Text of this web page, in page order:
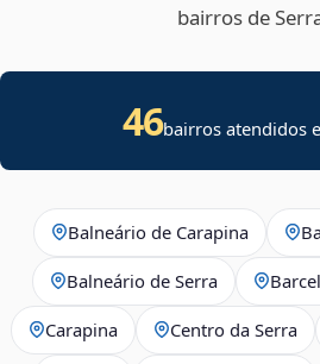
bairros de
46bairros atendidos
Balneário de Carapina
Balneário de Serra
Carapina Centro da Serra